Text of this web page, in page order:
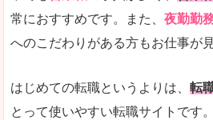
求人数が少ないので
常におすすめです。また、 夜勤勤
へのこだわりがある方もお仕事が
はじめての転職というよりは、 転
とって使いやすい転職サイトです